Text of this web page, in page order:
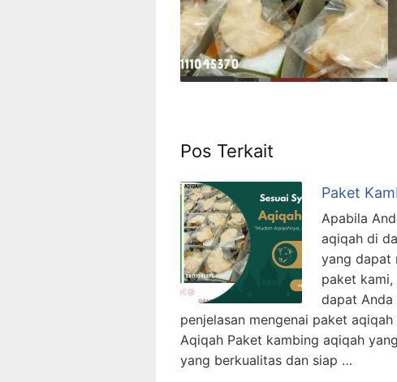
Pos Terkait
Paket
Apabila
aqiqah di
yang dapat
paket
dapat Anda
penjelasan mengenai paket
Aqiqah Paket kambing aqiqah
yang berkualitas dan siap …